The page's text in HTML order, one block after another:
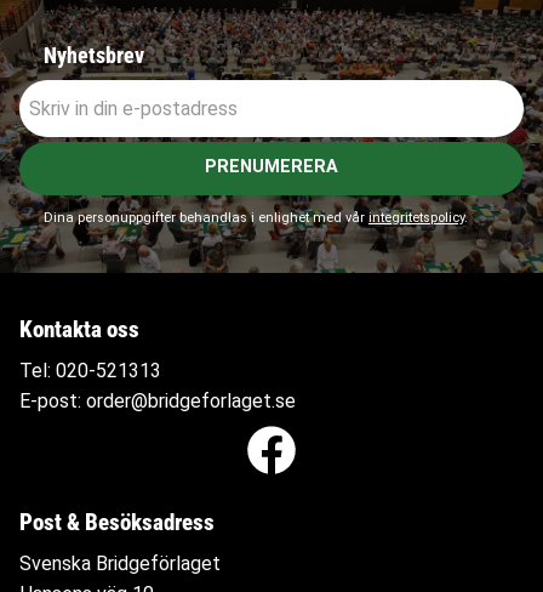
Nyhetsbrev
PRENUMERERA
Dina personuppgifter behandlas i enlighet med vår integritetspolicy.
Kontakta oss
Tel: 020-521313
E-post: order@bridgeforlaget.se
Post & Besöksadress
Svenska Bridgeförlaget